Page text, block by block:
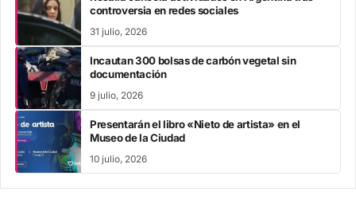
controversia en redes sociales
31 julio, 2026
Incautan 300 bolsas de carbón vegetal sin
documentación
9 julio, 2026
Presentarán el libro «Nieto de artista» en el
Museo de la Ciudad
10 julio, 2026